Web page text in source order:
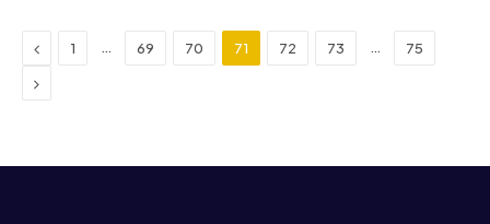
Previous
1 … 69 70 71 72 73 … 75
Next